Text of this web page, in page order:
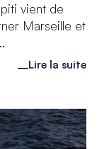
vient de
Marseille et
Lire la suite